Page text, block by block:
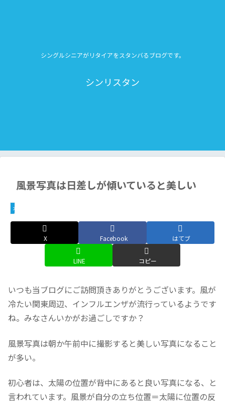
シングルシニアがリタイアをスタンバるブログです。
シンリスタン
風景写真は日差しが傾いていると美しい
カメラ＿写真
X Facebook はてブ
LINE コピー
いつも当ブログにご訪問頂きありがとうございます。風が
冷たい関東周辺、インフルエンザが流行っているようです
ね。みなさんいかがお過ごしですか？
風景写真は朝か午前中に撮影すると美しい写真になること
が多い。
初心者は、太陽の位置が背中にあると良い写真になる、と
言われています。風景が自分の立ち位置＝太陽に位置の反